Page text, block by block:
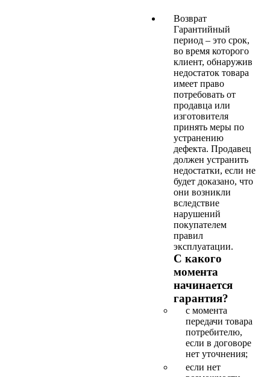
Возврат
Гарантийный
период – это срок,
во время которого
клиент, обнаружив
недостаток товара
имеет право
потребовать от
продавца или
изготовителя
принять меры по
устранению
дефекта. Продавец
должен устранить
недостатки, если не
будет доказано, что
они возникли
вследствие
нарушений
покупателем
правил
эксплуатации.
С какого
момента
начинается
гарантия?
с момента
передачи товара
потребителю,
если в договоре
нет уточнения;
если нет